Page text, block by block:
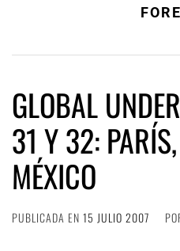
GLOBAL
31 Y 32:
MÉXICO
PUBLICADA EN 15 JULIO 2007